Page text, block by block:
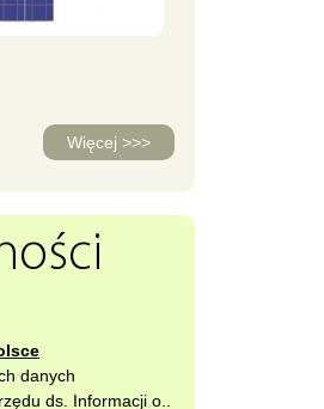
Więcej >>>
danych
ds. Informacji o..